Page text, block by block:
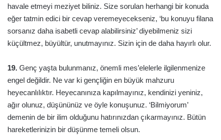
havale etmeyi meziyet biliniz. Size sorulan herhangi bir konuda
eğer tatmin edici bir cevap veremeyecekseniz, ‘bu konuyu filana
sorsanız daha isabetli cevap alabilirsiniz’ diyebilmeniz sizi
küçültmez, büyültür, unutmayınız. Sizin için de daha hayırlı olur.
19. Genç yaşta bulunmanız, önemli mes’elelerle ilgilenmenize
engel değildir. Ne var ki gençliğin en büyük mahzuru
heyecanlılıktır. Heyecanınıza kapılmayınız, kendinizi yeniniz,
ağır olunuz, düşününüz ve öyle konuşunuz. ‘Bilmiyorum’
demenin de bir ilim olduğunu hatırınızdan çıkarmayınız. Bütün
hareketlerinizin bir düşünme temeli olsun.